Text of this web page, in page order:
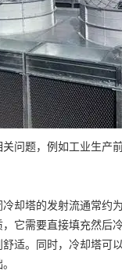
题，例如工业生产
塔的发射流通常约
它需要直接填充然后
适。同时，冷却塔可